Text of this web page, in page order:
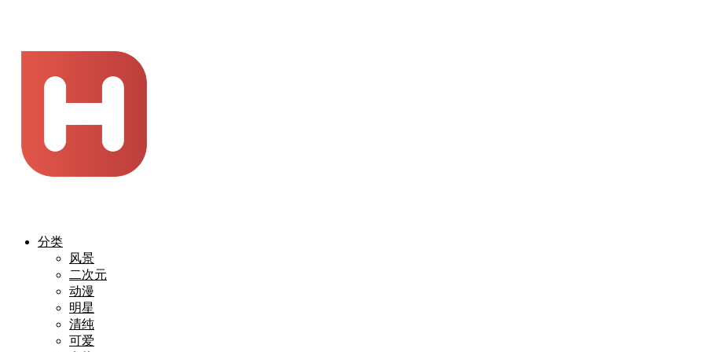
分类
风景
二次元
动漫
明星
清纯
可爱